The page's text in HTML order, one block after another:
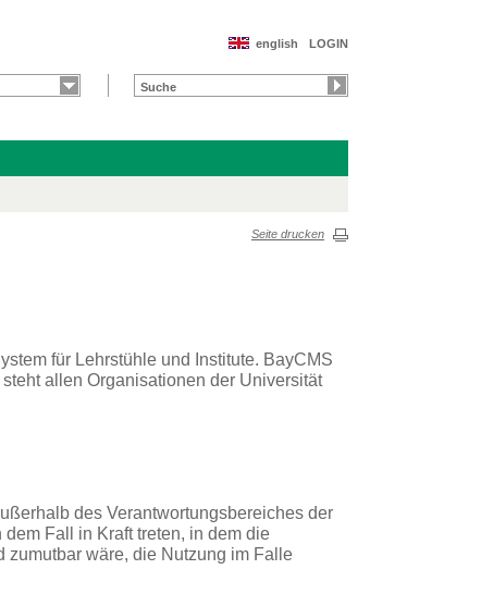
LOGIN
english
Seite drucken
für Lehrstühle und Institute. BayCMS
allen Organisationen der Universität
des Verantwortungsbereiches der
Fall in Kraft treten, in dem die
zumutbar wäre, die Nutzung im Falle